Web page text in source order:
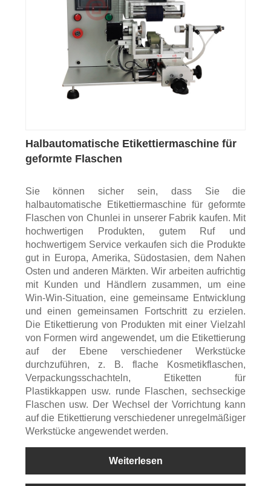
Halbautomatische Etikettiermaschine für
geformte Flaschen
Sie können sicher sein, dass Sie die
halbautomatische Etikettiermaschine für geformte
Flaschen von Chunlei in unserer Fabrik kaufen. Mit
hochwertigen Produkten, gutem Ruf und
hochwertigem Service verkaufen sich die Produkte
gut in Europa, Amerika, Südostasien, dem Nahen
Osten und anderen Märkten. Wir arbeiten aufrichtig
mit Kunden und Händlern zusammen, um eine
Win-Win-Situation, eine gemeinsame Entwicklung
und einen gemeinsamen Fortschritt zu erzielen.
Die Etikettierung von Produkten mit einer Vielzahl
von Formen wird angewendet, um die Etikettierung
auf der Ebene verschiedener Werkstücke
durchzuführen, z. B. flache Kosmetikflaschen,
Verpackungsschachteln, Etiketten für
Plastikkappen usw. runde Flaschen, sechseckige
Flaschen usw. Der Wechsel der Vorrichtung kann
auf die Etikettierung verschiedener unregelmäßiger
Werkstücke angewendet werden.
Weiterlesen